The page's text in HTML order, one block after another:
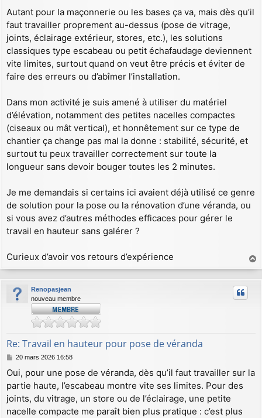
Autant pour la maçonnerie ou les bases ça va, mais dès qu’il
faut travailler proprement au-dessus (pose de vitrage,
joints, éclairage extérieur, stores, etc.), les solutions
classiques type escabeau ou petit échafaudage deviennent
vite limites, surtout quand on veut être précis et éviter de
faire des erreurs ou d’abîmer l’installation.
Dans mon activité je suis amené à utiliser du matériel
d’élévation, notamment des petites nacelles compactes
(ciseaux ou mât vertical), et honnêtement sur ce type de
chantier ça change pas mal la donne : stabilité, sécurité, et
surtout tu peux travailler correctement sur toute la
longueur sans devoir bouger toutes les 2 minutes.
Je me demandais si certains ici avaient déjà utilisé ce genre
de solution pour la pose ou la rénovation d’une véranda, ou
si vous avez d’autres méthodes efficaces pour gérer le
travail en hauteur sans galérer ?
Curieux d’avoir vos retours d’expérience
a
u
Renopasjean
nouveau membre
Re: Travail en hauteur pour pose de véranda
M
s
s
a
g
e
20 mars 2026 16:58
Oui, pour une pose de véranda, dès qu’il faut travailler sur la
partie haute, l’escabeau montre vite ses limites. Pour des
joints, du vitrage, un store ou de l’éclairage, une petite
nacelle compacte me paraît bien plus pratique : c’est plus